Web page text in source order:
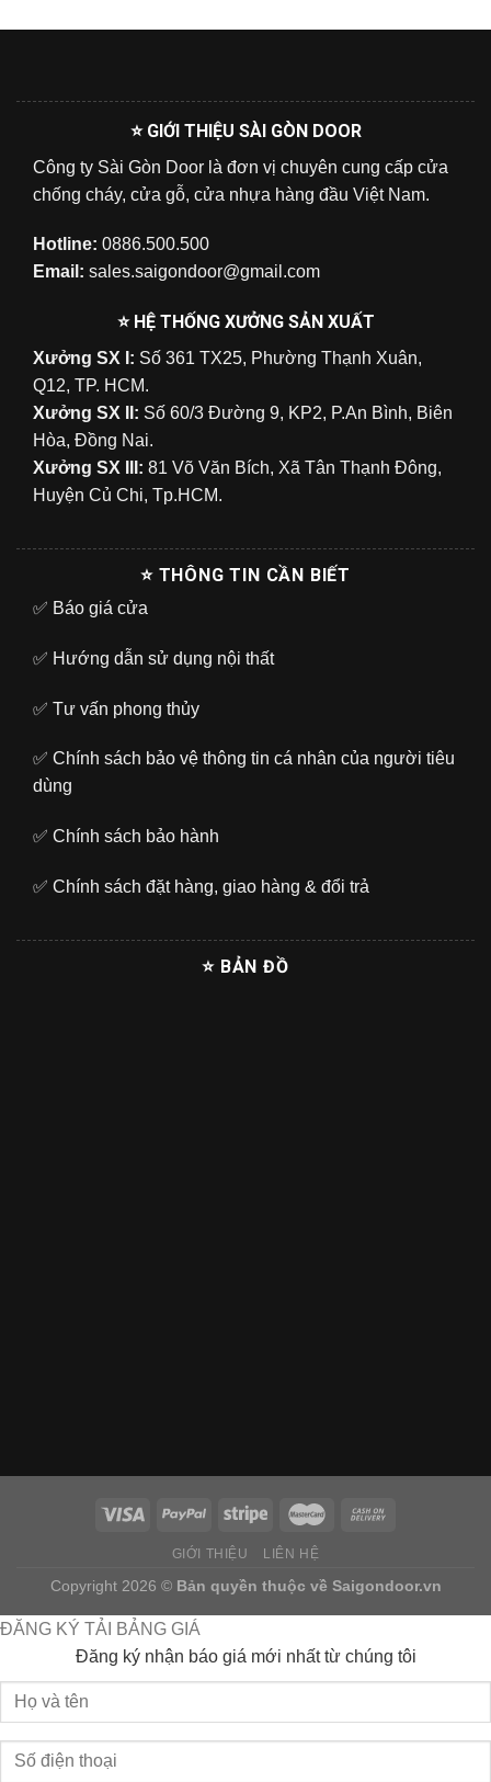
⭐ GIỚI THIỆU SÀI GÒN DOOR
Công ty Sài Gòn Door là đơn vị chuyên cung cấp cửa
chống cháy, cửa gỗ, cửa nhựa hàng đầu Việt Nam.
Hotline: 0886.500.500
Email: sales.saigondoor@gmail.com
⭐ HỆ THỐNG XƯỞNG SẢN XUẤT
Xưởng SX I: Số 361 TX25, Phường Thạnh Xuân,
Q12, TP. HCM.
Xưởng SX II: Số 60/3 Đường 9, KP2, P.An Bình, Biên
Hòa, Đồng Nai.
Xưởng SX III: 81 Võ Văn Bích, Xã Tân Thạnh Đông,
Huyện Củ Chi, Tp.HCM.
⭐ THÔNG TIN CẦN BIẾT
✅ Báo giá cửa
✅ Hướng dẫn sử dụng nội thất
✅ Tư vấn phong thủy
✅ Chính sách bảo vệ thông tin cá nhân của người tiêu
dùng
✅ Chính sách bảo hành
✅ Chính sách đặt hàng, giao hàng & đổi trả
⭐ BẢN ĐỒ
GIỚI THIỆU LIÊN HỆ
Copyright 2026 © Bản quyền thuộc về Saigondoor.vn
ĐĂNG KÝ TẢI BẢNG GIÁ
Đăng ký nhận báo giá mới nhất từ chúng tôi